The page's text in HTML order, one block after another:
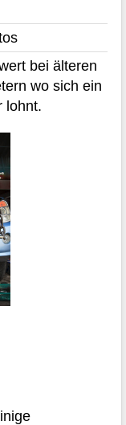
bei älteren
wo sich ein
lohnt.